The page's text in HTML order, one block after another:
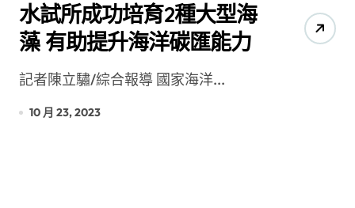
水試所成功培育2種大型海
藻 有助提升海洋碳匯能力
記者陳立驌/綜合報導 國家海洋...
10 月 23, 2023